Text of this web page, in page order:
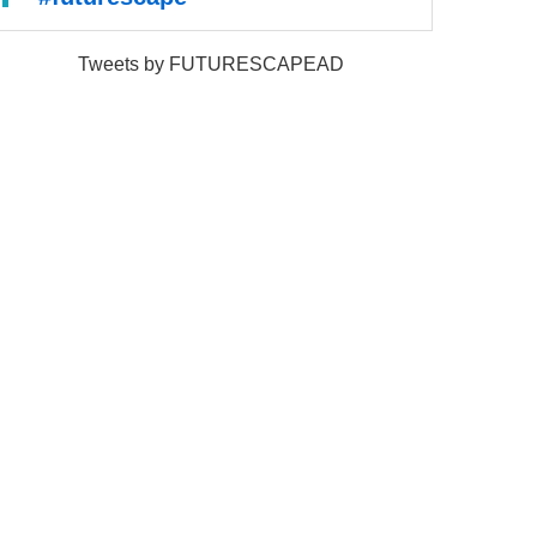
Tweets by FUTURESCAPEAD